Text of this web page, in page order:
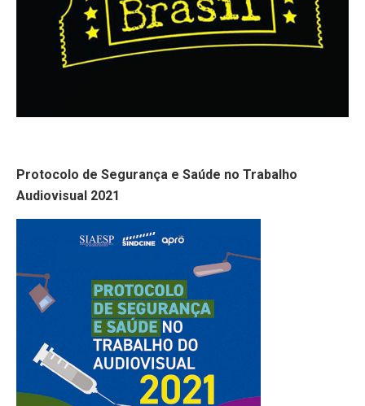
Protocolo de Segurança e Saúde no Trabalho
Audiovisual 2021